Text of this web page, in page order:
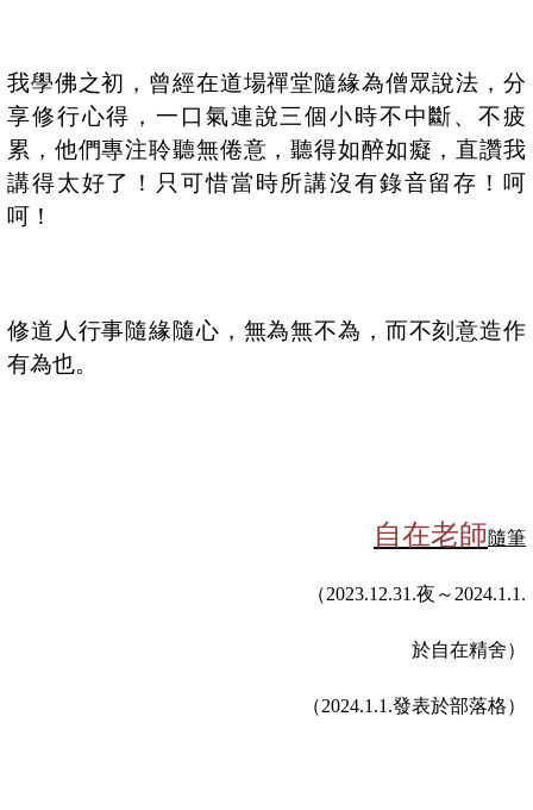
我學佛之初，曾經在道場禪堂隨緣為僧眾說法，分
享修行心得，一口氣連說三個小時不中斷、不疲
累，他們專注聆聽無倦意，聽得如醉如癡，直讚我
講得太好了！只可惜當時所講沒有錄音留存！呵
呵！
修道人行事隨緣隨心，無為無不為，而不刻意造作
有為也。
自在老師隨筆
（2023.12.31.夜～ 2024.1.1.
於自在精舍）
（2024.1.1.發表於部落格）